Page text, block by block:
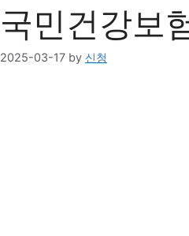
국민건강보
2025-03-17 by 신청